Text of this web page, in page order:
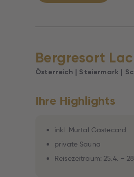
Bergresort
Österreich | Steiermark |
Ihre Highlights
inkl. Murtal Gästecard
private Sauna
Reisezeitraum: 25.4. –